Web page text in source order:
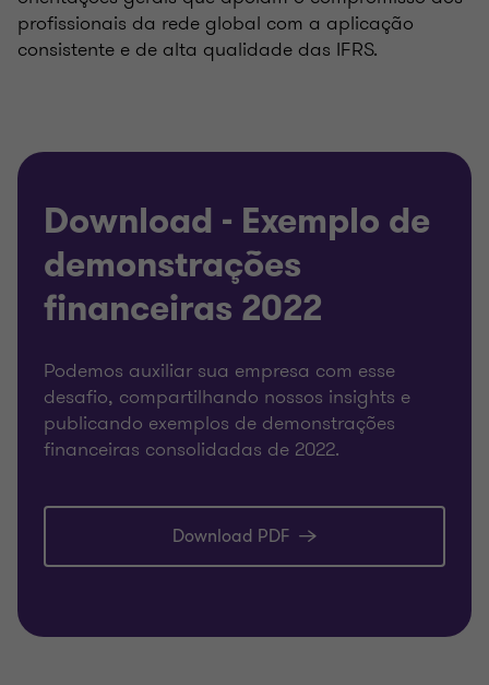
profissionais da rede global com a aplicação
consistente e de alta qualidade das IFRS.
Download - Exemplo de
demonstrações
financeiras 2022
Podemos auxiliar sua empresa com esse
desafio, compartilhando nossos insights e
publicando exemplos de demonstrações
financeiras consolidadas de 2022.
Download PDF